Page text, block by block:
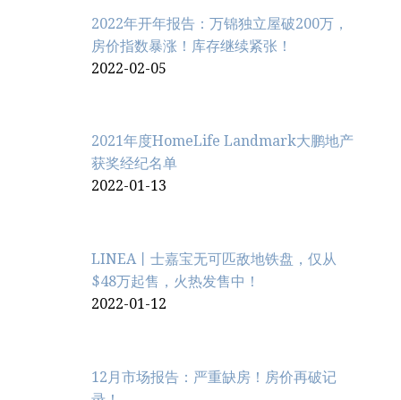
2022年开年报告：万锦独立屋破200万，
房价指数暴涨！库存继续紧张！
2022-02-05
2021年度HomeLife Landmark大鹏地产
获奖经纪名单
2022-01-13
LINEA丨士嘉宝无可匹敌地铁盘，仅从
$48万起售，火热发售中！
2022-01-12
12月市场报告：严重缺房！房价再破记